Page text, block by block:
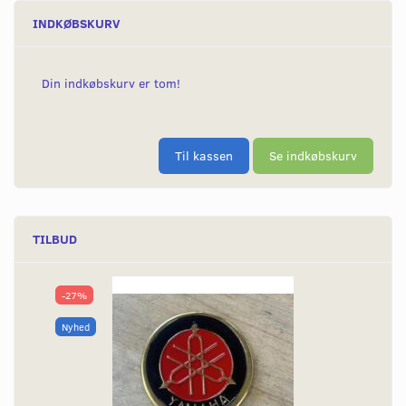
INDKØBSKURV
Din indkøbskurv er tom!
Til kassen Se indkøbskurv
TILBUD
-27%
Nyhed